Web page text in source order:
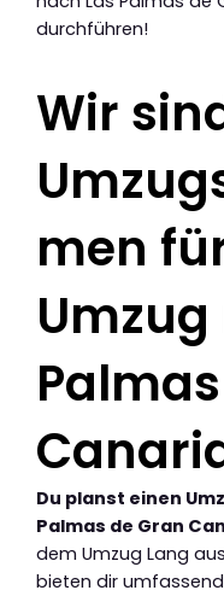
durchführen!
Wir
men
Du planst einen
Palmas de Gran
dem Umzug Lang
bieten dir